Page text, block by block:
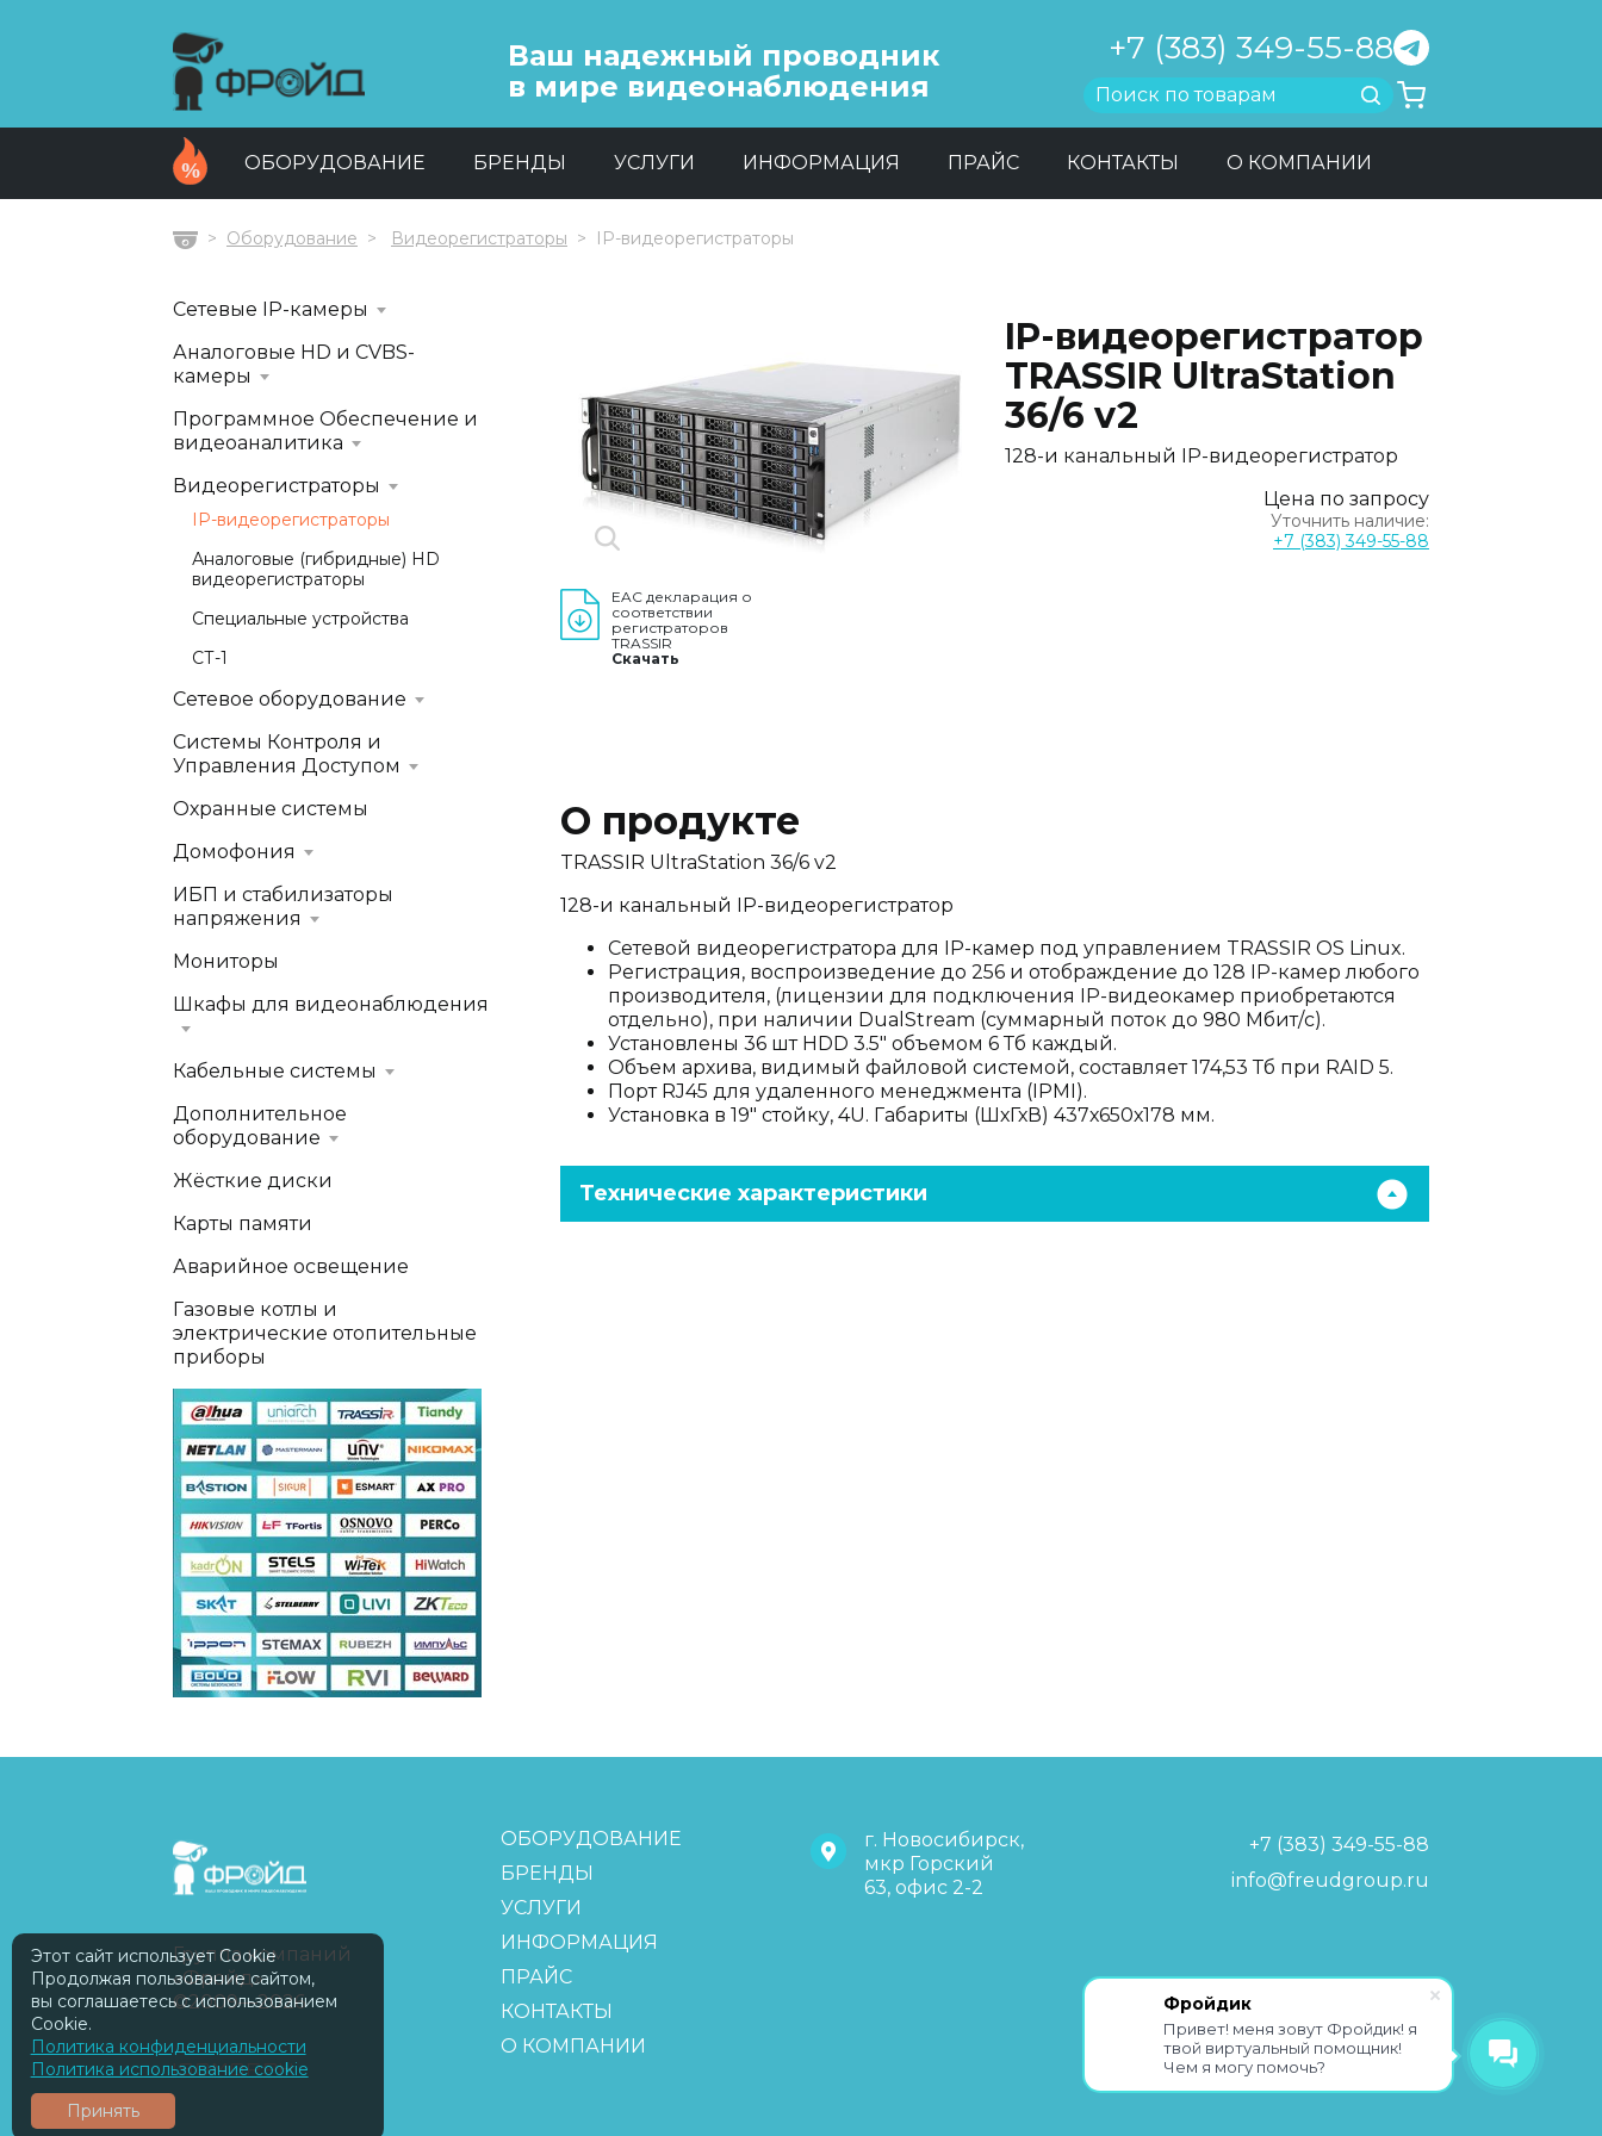
Фройдик
Привет! меня зовут Фройдик! я
твой виртуальный помощник!
Чем я могу помочь?
Ваш надежный проводник
в мире видеонаблюдения
+7 (383) 349-55-88
Найти
ОБОРУДОВАНИЕ БРЕНДЫ УСЛУГИ ИНФОРМАЦИЯ ПРАЙС КОНТАКТЫ О КОМПАНИИ
ГлавнаяОборудование Видеорегистраторы IP-видеорегистраторы
EAC декларация о
соответствии
регистраторов
TRASSIR
Скачать
IP-видеорегистратор
TRASSIR UltraStation
36/6 v2
128-и канальный IP-видеорегистратор
Цена по запросу
Уточнить наличие:
+7 (383) 349-55-88
О продукте
TRASSIR UltraStation 36/6 v2
128-и канальный IP-видеорегистратор
Сетевой видеорегистратора для IP-камер под управлением TRASSIR OS Linux.
Регистрация, воспроизведение до 256 и отображдение до 128 IP-камер любого
производителя, (лицензии для подключения IP-видеокамер приобретаются
отдельно), при наличии DualStream (суммарный поток до 980 Мбит/с).
Установлены 36 шт HDD 3.5" объемом 6 Тб каждый.
Объем архива, видимый файловой системой, составляет 174,53 Тб при RAID 5.
Порт RJ45 для удаленного менеджмента (IPMI).
Установка в 19" стойку, 4U. Габариты (ШхГхВ) 437х650х178 мм.
Технические характеристики
Сетевые IP-камеры
Аналоговые HD и CVBS-
камеры
Программное Обеспечение и
видеоаналитика
Видеорегистраторы
IP-видеорегистраторы
Аналоговые (гибридные) HD
видеорегистраторы
Специальные устройства
СТ-1
Сетевое оборудование
Системы Контроля и
Управления Доступом
Охранные системы
Домофония
ИБП и стабилизаторы
напряжения
Мониторы
Шкафы для видеонаблюдения
Кабельные системы
Дополнительное
оборудование
Жёсткие диски
Карты памяти
Аварийное освещение
Газовые котлы и
электрические отопительные
приборы
FreudGroup
Группа компаний
«Фройд»
©2009—2026
ISOMORPH
ОБОРУДОВАНИЕ
БРЕНДЫ
УСЛУГИ
ИНФОРМАЦИЯ
ПРАЙС
КОНТАКТЫ
О КОМПАНИИ
г. Новосибирск,
мкр Горский
63, офис 2-2
+7 (383) 349-55-88
info@freudgroup.ru
персональных данных
Этот сайт использует Cookie
Продолжая пользование сайтом,
вы соглашаетесь с использованием
Cookie.
Политика конфиденциальности
Политика использование cookie
Принять